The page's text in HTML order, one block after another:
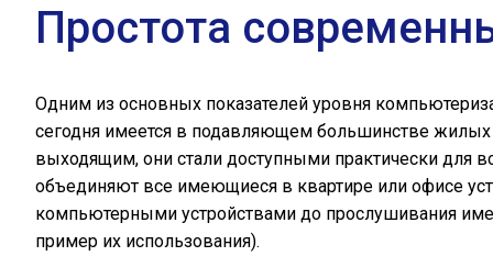
Простота
Одним из основных показателей уровня
сегодня имеется в подавляющем большинстве
выходящим, они стали доступными практически для
объединяют все имеющиеся в квартире или офисе
компьютерными устройствами до прослушивания
пример их использования).